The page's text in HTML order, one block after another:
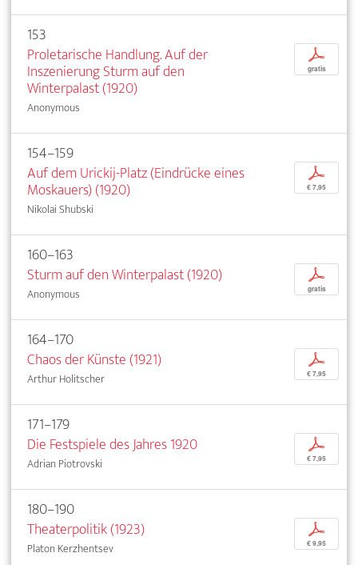
153
Proletarische Handlung. Auf der
Inszenierung Sturm auf den
Winterpalast (1920)
Anonymous
p
gratis
154–159
Auf dem Urickij-Platz (Eindrücke eines
Moskauers) (1920)
Nikolai Shubski
p
€ 7,95
160–163
Sturm auf den Winterpalast (1920)
Anonymous
p
gratis
164–170
Chaos der Künste (1921)
Arthur Holitscher
p
€ 7,95
171–179
Die Festspiele des Jahres 1920
Adrian Piotrovski
p
€ 7,95
180–190
Theaterpolitik (1923)
Platon Kerzhentsev
p
€ 9,95